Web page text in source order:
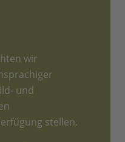
wir
und
stellen.